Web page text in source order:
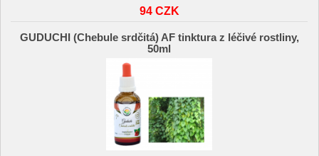
94 CZK
GUDUCHI (Chebule srdčitá) AF tinktura z léčivé rostliny,
50ml